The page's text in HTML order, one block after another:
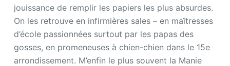
jouissance de remplir les papiers les plus absurdes.
On les retrouve en infirmières sales – en maîtresses
d’école passionnées surtout par les papas des
gosses, en promeneuses à chien-chien dans le 15e
arrondissement. M’enfin le plus souvent la Manie